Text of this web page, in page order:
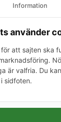
(5V) -
Ventil
Information
använder
att sajten ska
är valfria. Du
sidfoten.